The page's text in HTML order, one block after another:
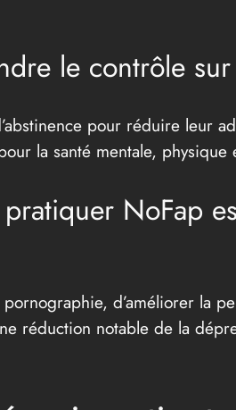
le contrôle
pour réduire leur
la santé mentale, physique
NoFap
d’améliorer la
réduction notable de la